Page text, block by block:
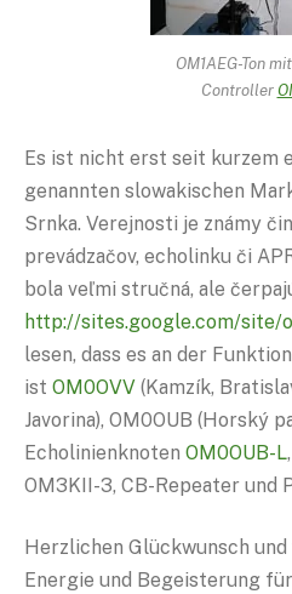
OM1AEG-Ton
Controller
Es ist nicht erst seit kurzem
genannten slowakischen
Srnka. Verejnosti je známy
prevádzačov, echolinku či
bola veľmi stručná, ale
http://sites.google.com/site/
lesen, dass es an der
ist OM0OVV (Kamzík,
Javorina), OM0OUB (Horský
Echolinienknoten OM0OUB-L
OM3KII-3, CB-Repeater und
Herzlichen Glückwunsch
Energie und Begeisterung